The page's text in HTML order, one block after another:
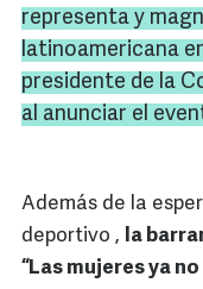
representa y
latinoamericana
presidente de la
al anunciar el
Además de la
deportivo , la
“Las mujeres ya